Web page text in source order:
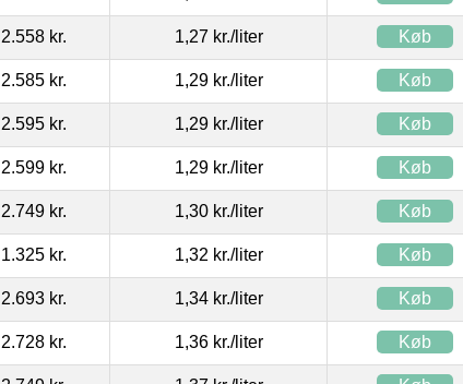
2.558 kr. 1,27 kr./liter Køb
2.585 kr. 1,29 kr./liter Køb
2.595 kr. 1,29 kr./liter Køb
2.599 kr. 1,29 kr./liter Køb
2.749 kr. 1,30 kr./liter Køb
1.325 kr. 1,32 kr./liter Køb
2.693 kr. 1,34 kr./liter Køb
2.728 kr. 1,36 kr./liter Køb